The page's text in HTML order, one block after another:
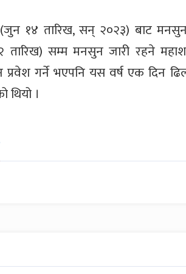
१४ तारिख, सन् २०२३) बाट मनसुन
सम्म मनसुन जारी रहने
गर्ने भएपनि यस वर्ष एक दिन
थियो ।